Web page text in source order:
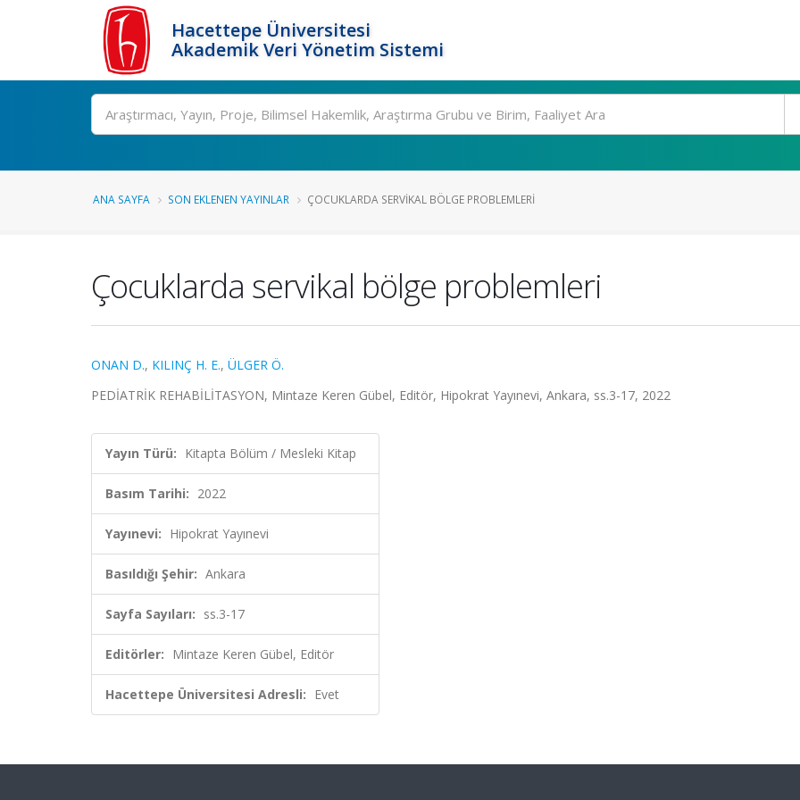
Hacettepe Üniversitesi
Akademik Veri Yönetim Sistemi
Ara
ANA SAYFA SON EKLENEN YAYINLAR ÇOCUKLARDA SERVIKAL BÖLGE PROBLEMLERI
Çocuklarda servikal bölge problemleri
ONAN D., KILINÇ H. E., ÜLGER Ö.
PEDİATRİK REHABİLİTASYON, Mintaze Keren Gübel, Editör, Hipokrat Yayınevi, Ankara, ss.3-17, 2022
Yayın Türü: Kitapta Bölüm / Mesleki Kitap
Basım Tarihi: 2022
Yayınevi: Hipokrat Yayınevi
Basıldığı Şehir: Ankara
Sayfa Sayıları: ss.3-17
Editörler: Mintaze Keren Gübel, Editör
Hacettepe Üniversitesi Adresli: Evet